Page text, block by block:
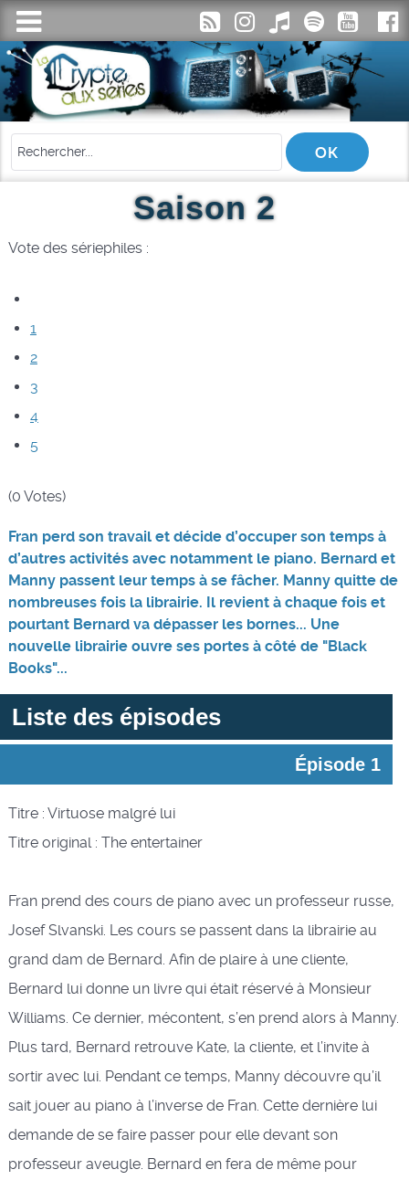
Saison 2
Vote des sériephiles :
1
2
3
4
5
(0 Votes)
Fran perd son travail et décide d’occuper son temps à
d’autres activités avec notamment le piano. Bernard et
Manny passent leur temps à se fâcher. Manny quitte de
nombreuses fois la librairie. Il revient à chaque fois et
pourtant Bernard va dépasser les bornes... Une
nouvelle librairie ouvre ses portes à côté de "Black
Books"...
Liste des épisodes
Épisode 1
Titre : Virtuose malgré lui
Titre original : The entertainer
Fran prend des cours de piano avec un professeur russe,
Josef Slvanski. Les cours se passent dans la librairie au
grand dam de Bernard. Afin de plaire à une cliente,
Bernard lui donne un livre qui était réservé à Monsieur
Williams. Ce dernier, mécontent, s’en prend alors à Manny.
Plus tard, Bernard retrouve Kate, la cliente, et l’invite à
sortir avec lui. Pendant ce temps, Manny découvre qu’il
sait jouer au piano à l’inverse de Fran. Cette dernière lui
demande de se faire passer pour elle devant son
professeur aveugle. Bernard en fera de même pour